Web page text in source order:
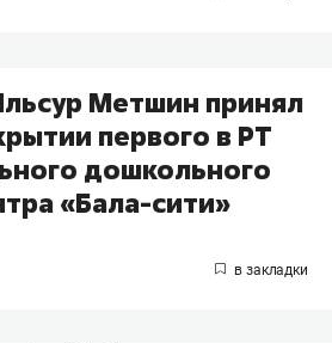
Метшин принял
первого в РТ
дошкольного
«Бала-сити»